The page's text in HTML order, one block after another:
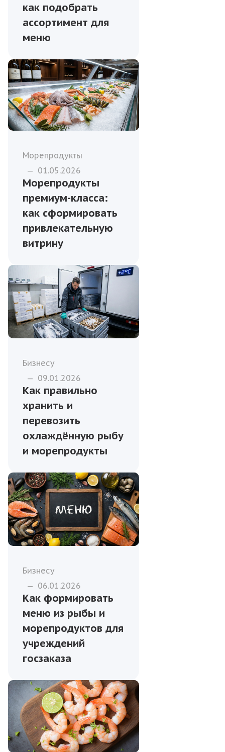
как подобрать
ассортимент для
меню
Морепродукты
— 01.05.2026
Морепродукты
премиум-класса:
как сформировать
привлекательную
витрину
Бизнесу
— 09.01.2026
Как правильно
хранить и
перевозить
охлаждённую рыбу
и морепродукты
Бизнесу
— 06.01.2026
Как формировать
меню из рыбы и
морепродуктов для
учреждений
госзаказа